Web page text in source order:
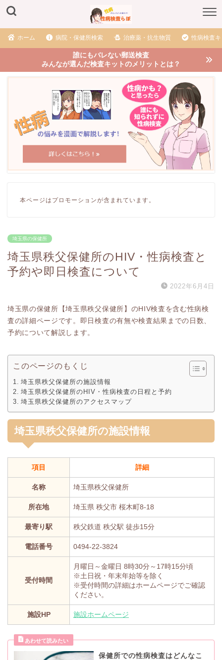
ホーム 病院・保健所検索 治療薬・抗生物質 性病検査
誰にもバレない郵送検査
みんなが選んだ検査キットのメリットとは？
本ページはプロモーションが含まれています。
埼玉県の保健所
埼玉県秩父保健所のHIV・性病検査と
予約や即日検査について
2022年6月4日
埼玉県の保健所【埼玉県秩父保健所】のHIV検査を含む性病検
査の詳細ページです。即日検査の有無や検査結果までの日数、
予約について解説します。
このページのもくじ
埼玉県秩父保健所の施設情報
埼玉県秩父保健所のHIV・性病検査の日程と予約
埼玉県秩父保健所のアクセスマップ
埼玉県秩父保健所の施設情報
項目 詳細
名称 埼玉県秩父保健所
所在地 埼玉県 秩父市 桜木町8-18
最寄り駅 秩父鉄道 秩父駅 徒歩15分
電話番号 0494-22-3824
受付時間
月曜日～金曜日 8時30分～17時15分頃
※土日祝・年末年始等を除く
※受付時間の詳細はホームページでご確認
ください。
施設HP 施設ホームページ
保健所での性病検査はどんなこ